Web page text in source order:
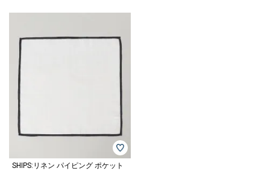
SHIPS:リネン パイピング ポケット